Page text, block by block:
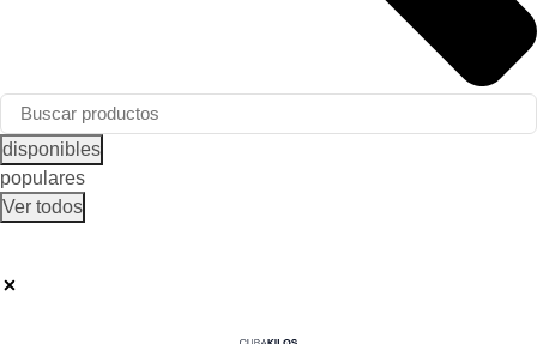
disponibles
populares
Ver todos